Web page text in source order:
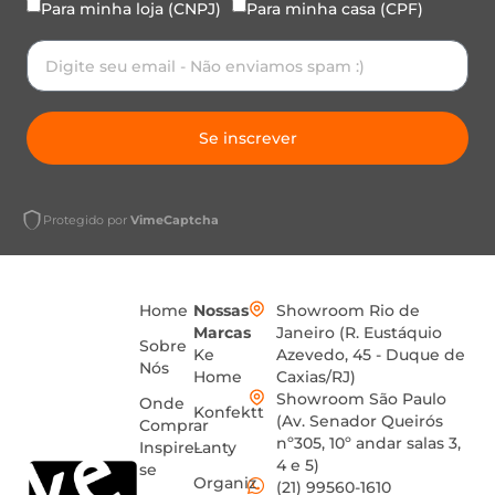
Para minha loja (CNPJ) Para minha casa (CPF)
Se inscrever
Protegido por VimeCaptcha
Home
Sobre
Nós
Onde
Comprar
Inspire-
se
Nossas
Marcas
Ke
Home
Konfektt
Lanty
Organiz
Showroom Rio de
Janeiro (R. Eustáquio
Azevedo, 45 - Duque de
Caxias/RJ)
Showroom São Paulo
(Av. Senador Queirós
nº305, 10º andar salas 3,
4 e 5)
(21) 99560-1610